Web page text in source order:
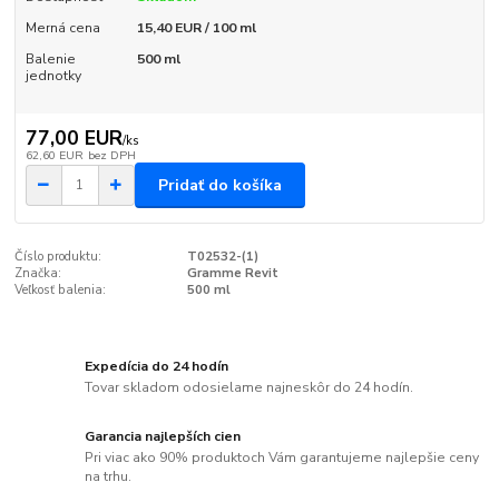
Merná cena
15,40 EUR / 100 ml
Balenie
jednotky
500 ml
77,00 EUR/ks
62,60 EUR bez DPH
Pridať do košíka
Číslo produktu:
T02532-(1)
Značka:
Gramme Revit
Veľkosť balenia:
500 ml
Expedícia do 24 hodín
Tovar skladom odosielame najneskôr do 24 hodín.
Garancia najlepších cien
Pri viac ako 90% produktoch Vám garantujeme najlepšie ceny
na trhu.